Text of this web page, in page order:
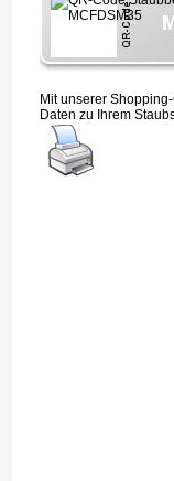
Mit unserer
Daten zu Ihrem